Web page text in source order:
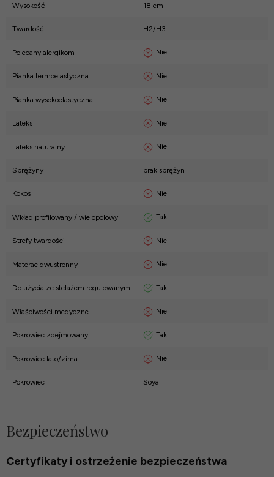
Wysokość 18 cm
Twardość H2/H3
Polecany alergikom Nie
Pianka termoelastyczna Nie
Pianka wysokoelastyczna Nie
Lateks Nie
Lateks naturalny Nie
Sprężyny brak sprężyn
Kokos Nie
Wkład profilowany / wielopolowy Tak
Strefy twardości Nie
Materac dwustronny Nie
Do użycia ze stelażem regulowanym Tak
Właściwości medyczne Nie
Pokrowiec zdejmowany Tak
Pokrowiec lato/zima Nie
Pokrowiec Soya
Bezpieczeństwo
Certyfikaty i ostrzeżenie bezpieczeństwa